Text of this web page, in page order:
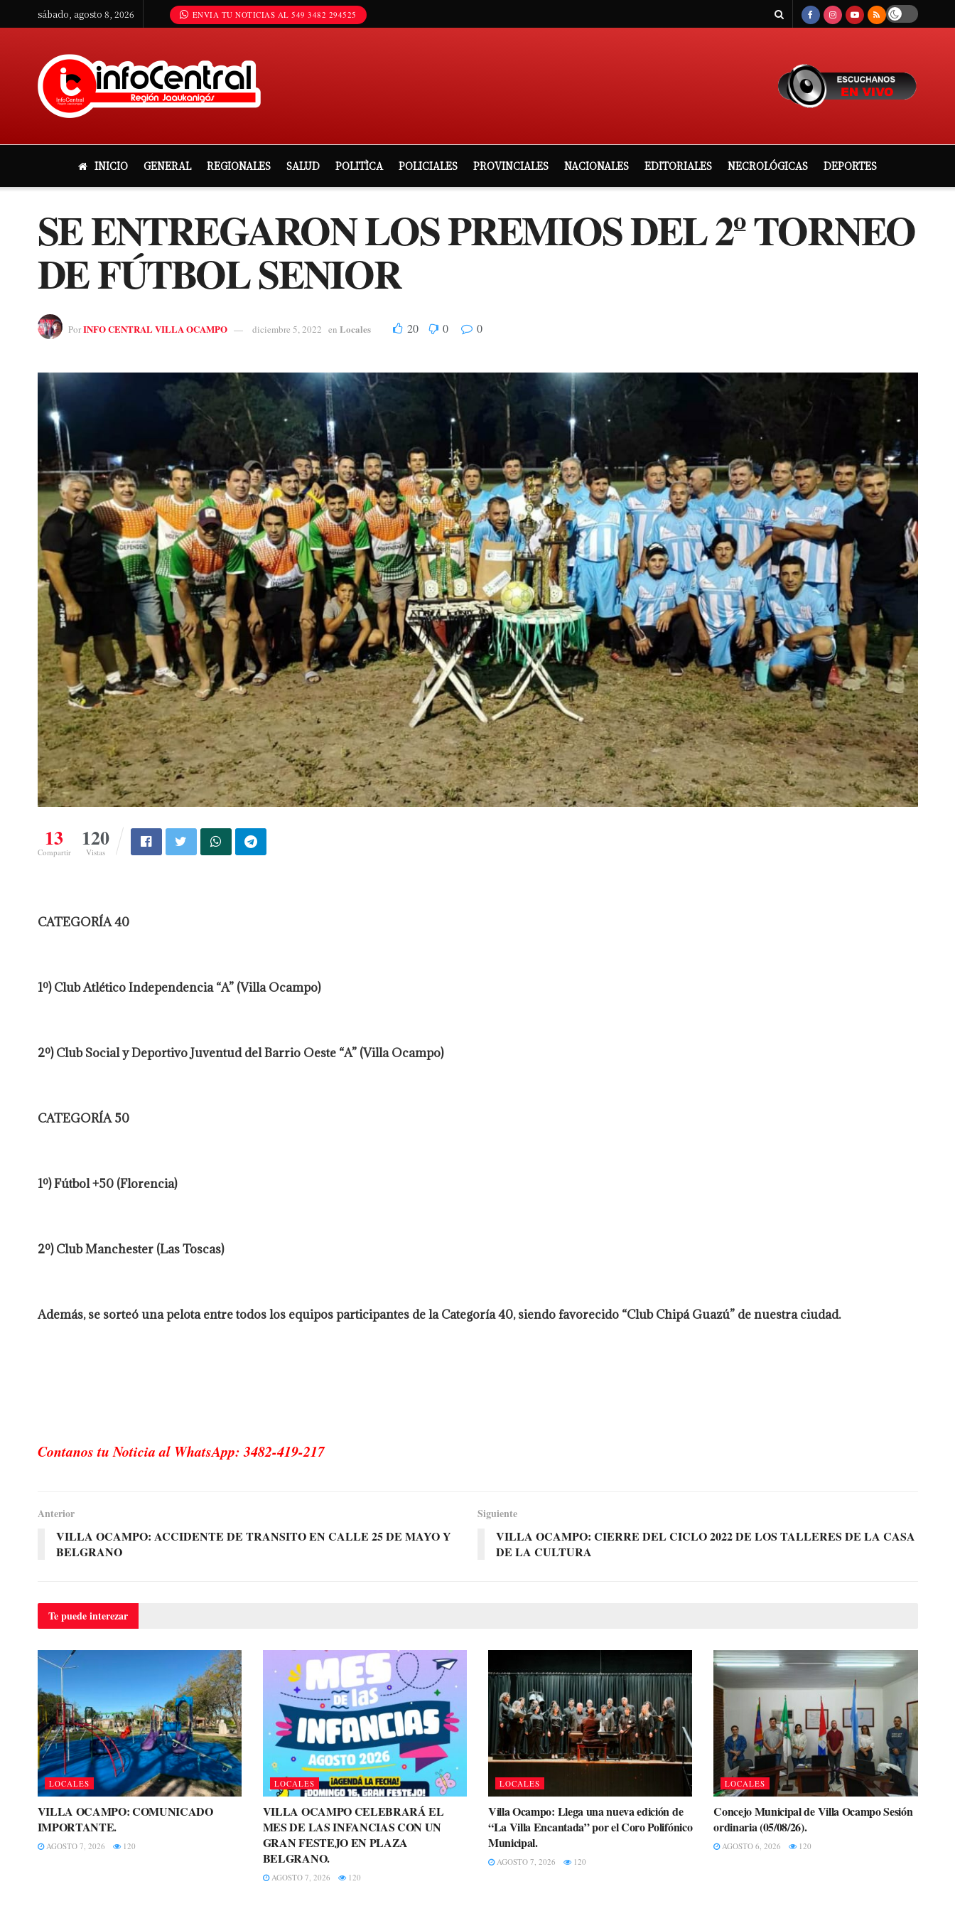
sábado, agosto 8, 2026 ENVIA TU NOTICIAS AL 549 3482 294525
INICIO GENERAL REGIONALES SALUD POLITÌCA POLICIALES PROVINCIALES NACIONALES EDITORIALES NECROLÓGICAS DEPORTES
SE ENTREGARON LOS PREMIOS DEL 2º TORNEO
DE FÚTBOL SENIOR
PorINFO CENTRAL VILLA OCAMPO diciembre 5, 2022 en Locales 20 0 0
13
Compartir
120
Vistas
CATEGORÍA 40
1º) Club Atlético Independencia “A” (Villa Ocampo)
2º) Club Social y Deportivo Juventud del Barrio Oeste “A” (Villa Ocampo)
CATEGORÍA 50
1º) Fútbol +50 (Florencia)
2º) Club Manchester (Las Toscas)
Además, se sorteó una pelota entre todos los equipos participantes de la Categoría 40, siendo favorecido “Club Chipá Guazú” de nuestra ciudad.
Contanos tu Noticia al WhatsApp: 3482-419-217
Anterior
VILLA OCAMPO: ACCIDENTE DE TRANSITO EN CALLE 25 DE MAYO Y
BELGRANO
Siguiente
VILLA OCAMPO: CIERRE DEL CICLO 2022 DE LOS TALLERES DE LA CASA
DE LA CULTURA
Te puedeinterezar
LOCALES
VILLA OCAMPO: COMUNICADO
IMPORTANTE.
AGOSTO 7, 2026 120
LOCALES
VILLA OCAMPO CELEBRARÁ EL
MES DE LAS INFANCIAS CON UN
GRAN FESTEJO EN PLAZA
BELGRANO.
AGOSTO 7, 2026 120
LOCALES
Villa Ocampo: Llega una nueva edición de
“La Villa Encantada” por el Coro Polifónico
Municipal.
AGOSTO 7, 2026 120
LOCALES
Concejo Municipal de Villa Ocampo Sesión
ordinaria (05/08/26).
AGOSTO 6, 2026 120